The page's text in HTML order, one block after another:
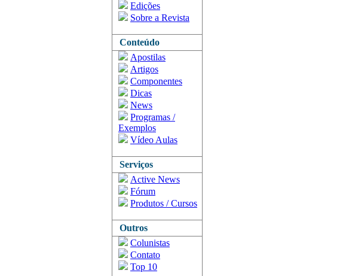
Edições
Sobre a Revista
Conteúdo
Apostilas
Artigos
Componentes
Dicas
News
Programas /
Exemplos
Vídeo Aulas
Serviços
Active News
Fórum
Produtos / Cursos
Outros
Colunistas
Contato
Top 10